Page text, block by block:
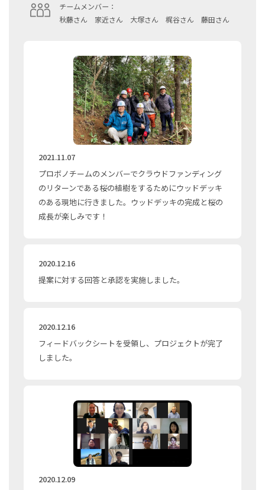
チームメンバー：
秋藤さん 家近さん 大塚さん 梶谷さん 藤田さん
2021.11.07
プロボノチームのメンバーでクラウドファンディング
のリターンである桜の植樹をするためにウッドデッキ
のある現地に行きました。ウッドデッキの完成と桜の
成長が楽しみです！
2020.12.16
提案に対する回答と承認を実施しました。
2020.12.16
フィードバックシートを受領し、プロジェクトが完了
しました。
2020.12.09